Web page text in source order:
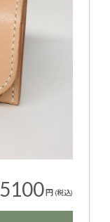
5100 円 (税込)